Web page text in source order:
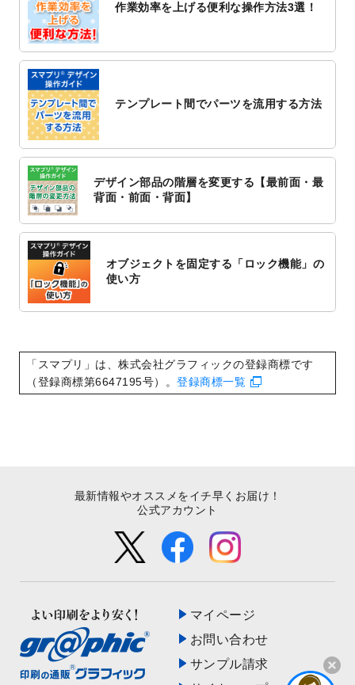
レートを追加しました。
2022/10/26
追加しました。
2022/10/20
2022/10/14
年賀ポスターのデザインテンプレートを公
2022/10/6
チラシ作成からポスティング配布注文まで
2022/10/1
2023年版1月始まりのカレンダーデザイン
2022/9/21
コンサートのチラシデザインテンプレート
2022/9/5
年賀状のデザインテンプレート
2022/9/5
喪中はがきのデザインテンプレートを公開
2022/8/24
印刷用データの解像度
を引き上げまし
た！
作業効率を上げる便利な操作方法3選！
テンプレート間でパーツを流用する方法
デザイン部品の階層を変更する【最前面・最
背面・前面・背面】
オブジェクトを固定する「ロック機能」の
使い方
「スマプリ」は、株式会社グラフィックの登録商標です
（登録商標第6647195号）。 登録商標一覧
マイページ
お問い合わせ
サンプル請求
最新情報やオススメをイチ早くお届け！
公式アカウント